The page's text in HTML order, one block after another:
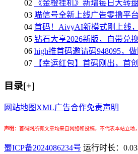
02
《金橙挂机》新增每日大转
03 喵信号全新上线广告零撸平
04 首码！AivyAI新模式刚上线
05 钻石大亨2026新版，自带兑
06 high推首码邀请码948095，
07
【幸运红包】首码刚出，首
目录[+]
网站地图 XML广告合作免责声明
声明： 首码网所有文章均来自网络和投稿，不代表本站立场
蜀ICP备2024086234号 运行时长：